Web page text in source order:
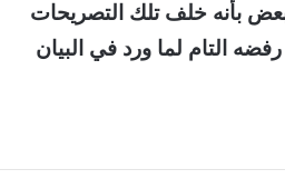
بأنه خلف تلك التصريحات
التام لما ورد في البيان